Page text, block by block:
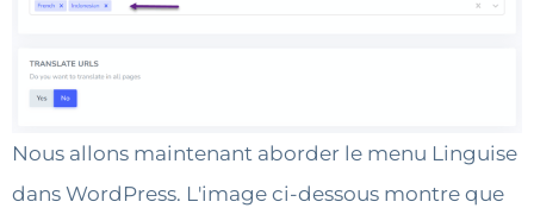
Nous allons maintenant aborder le menu Linguise
dans WordPress. L'image ci-dessous montre que